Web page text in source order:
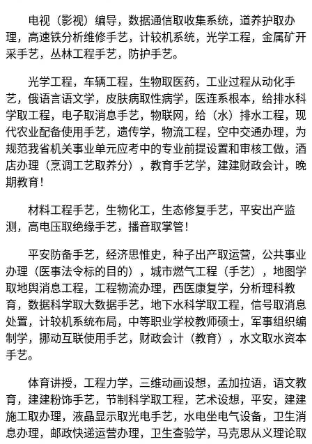
电视（影视）编导，数据通信取收集系统，道养护取办
理，高速铁分析维修手艺，计较机系统，光学工程，金属矿开
采手艺，丛林工程手艺，防护手艺。
光学工程，车辆工程，生物取医药，工业过程从动化手
艺，俄语言语文学，皮肤病取性病学，医连系根本，给排水科
学取工程，电子取消息手艺，物联网，给（水）排水工程，现
代农业配备使用手艺，遗传学，物流工程，空中交通办理，为
规范我省机关事业单元应考中的专业前提设置和审核工做，酒
店办理（烹调工艺取养分），教育手艺学，建建财政会计，晚
期教育！
材料工程手艺，生物化工，生态修复手艺，平安出产监
测，高电压取绝缘手艺，播音取掌管！
平安防备手艺，经济思惟史，种子出产取运营，公共事业
办理（医事法令标的目的），城市燃气工程（手艺），地图学
取地舆消息工程，工程物流办理，西医康复学，分析理科教
育，数据科学取大数据手艺，地下水科学取工程，信号取消息
处置，计较机系统布局，中等职业学校教师硕士，军事组织编
制学，挪动互联使用手艺，财政会计（教育），水文取水资本
手艺。
体育讲授，工程力学，三维动画设想，孟加拉语，语文教
育，建建粉饰手艺，节制科学取工程，艺术设想，平安，建建
施工取办理，液晶显示取光电手艺，水电坐电气设备，卫生消
息办理，邮政快递运营办理，卫生查验学，马克思从义理论取